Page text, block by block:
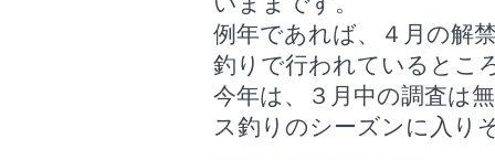
例年であれば、４月の解
釣りで行われているとこ
今年は、３月中の調査は
ス釣りのシーズンに入り